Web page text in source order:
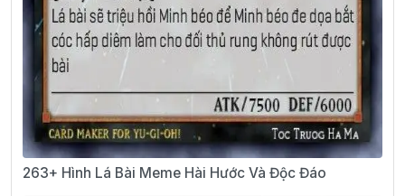
263+ Hình Lá Bài Meme Hài Hước Và Độc Đáo